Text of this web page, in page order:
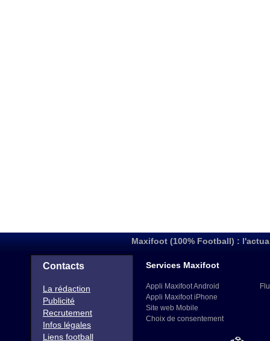
Maxifoot (100% Football) :
Contacts
La rédaction
Publicité
Recrutement
Infos légales
Liens football
Services Maxifoot
Appli Maxifoot Android
Appli Maxifoot iPhone
Site web Mobile
Choix de consentement